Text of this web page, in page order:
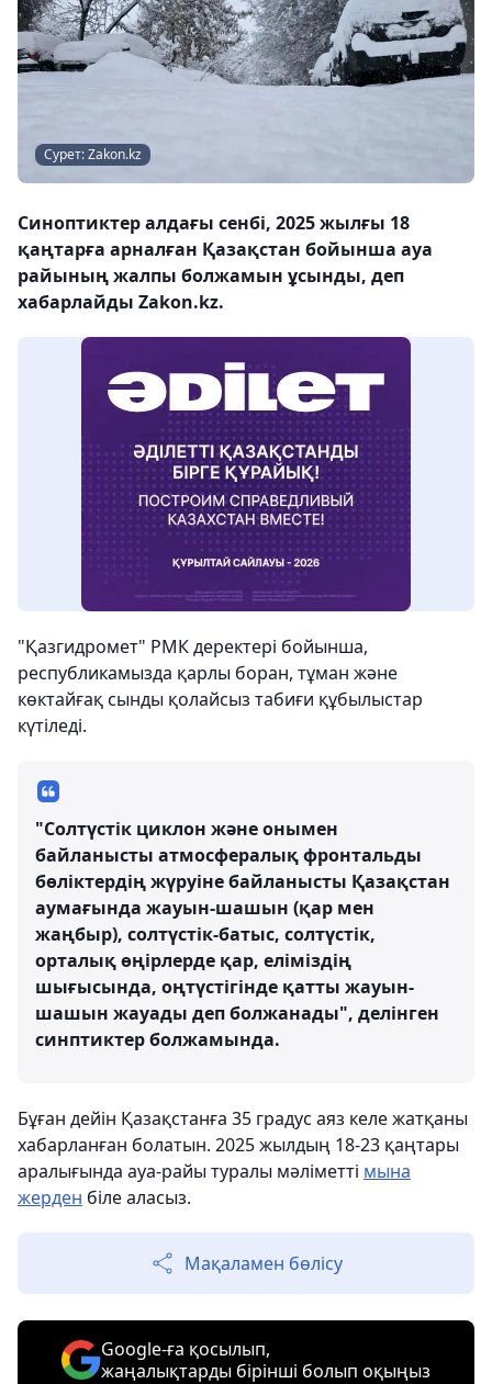
Сурет: Zakon.kz
Синоптиктер алдағы сенбі, 2025 жылғы 18
қаңтарға арналған Қазақстан бойынша ауа
райының жалпы болжамын ұсынды, деп
хабарлайды Zakon.kz.
"Қазгидромет" РМК деректері бойынша,
республикамызда қарлы боран, тұман және
көктайғақ сынды қолайсыз табиғи құбылыстар
күтіледі.
"Солтүстік циклон және онымен
байланысты атмосфералық фронтальды
бөліктердің жүруіне байланысты Қазақстан
аумағында жауын-шашын (қар мен
жаңбыр), солтүстік-батыс, солтүстік,
орталық өңірлерде қар, еліміздің
шығысында, оңтүстігінде қатты жауын-
шашын жауады деп болжанады", делінген
синптиктер болжамында.
Бұған дейін Қазақстанға 35 градус аяз келе жатқаны
хабарланған болатын. 2025 жылдың 18-23 қаңтары
аралығында ауа-райы туралы мәліметті мына
жерден біле аласыз.
Мақаламен бөлісу
Google-ға қосылып,
жаңалықтарды бірінші болып оқыңыз